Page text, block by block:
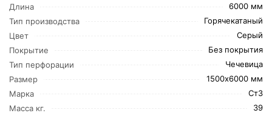
Длина
6000 мм
Тип производства
Горячекатаный
Цвет
Серый
Покрытие
Без покрытия
Тип перфорации
Чечевица
Размер
1500х6000 мм
Марка
Ст3
Масса кг.
39